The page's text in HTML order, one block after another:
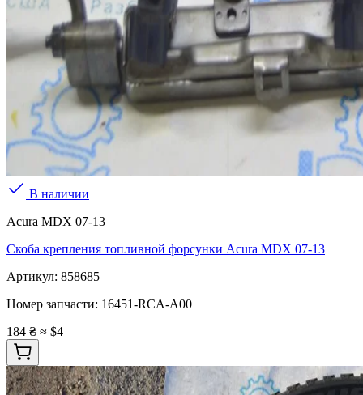
В наличии
Acura MDX 07-13
Скоба крепления топливной форсунки Acura MDX 07-13
Артикул: 858685
Номер запчасти: 16451-RCA-A00
184 ₴ ≈ $4